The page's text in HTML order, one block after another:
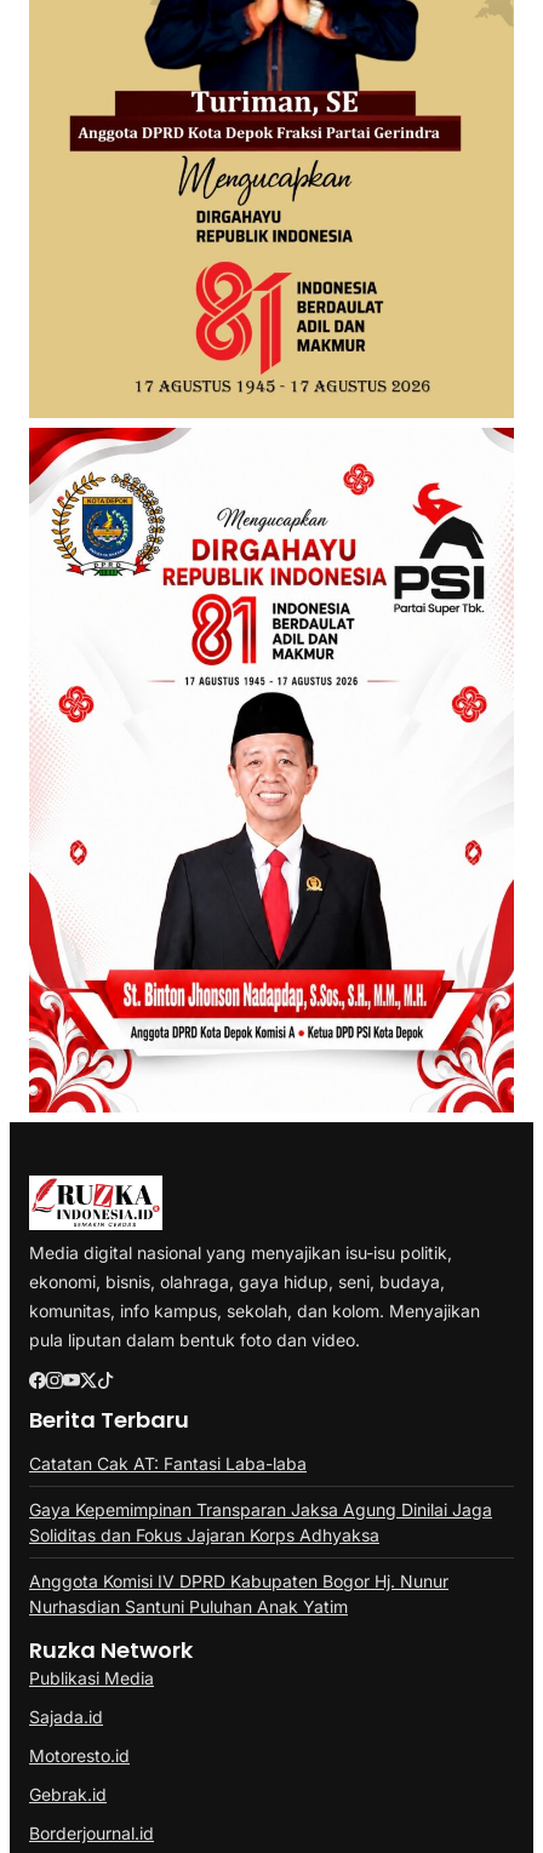
Media digital nasional yang menyajikan isu-isu politik,
ekonomi, bisnis, olahraga, gaya hidup, seni, budaya,
komunitas, info kampus, sekolah, dan kolom. Menyajikan
pula liputan dalam bentuk foto dan video.
Berita Terbaru
Catatan Cak AT: Fantasi Laba-laba
Gaya Kepemimpinan Transparan Jaksa Agung Dinilai Jaga
Soliditas dan Fokus Jajaran Korps Adhyaksa
Anggota Komisi IV DPRD Kabupaten Bogor Hj. Nunur
Nurhasdian Santuni Puluhan Anak Yatim
Ruzka Network
Publikasi Media
Sajada.id
Motoresto.id
Gebrak.id
Borderjournal.id